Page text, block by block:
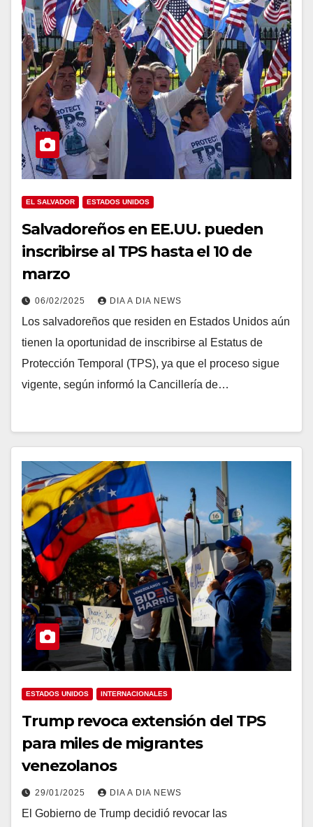
EL SALVADOR ESTADOS UNIDOS
Salvadoreños en EE.UU. pueden
inscribirse al TPS hasta el 10 de
marzo
06/02/2025 DIA A DIA NEWS
Los salvadoreños que residen en Estados Unidos aún
tienen la oportunidad de inscribirse al Estatus de
Protección Temporal (TPS), ya que el proceso sigue
vigente, según informó la Cancillería de…
ESTADOS UNIDOS INTERNACIONALES
Trump revoca extensión del TPS
para miles de migrantes
venezolanos
29/01/2025 DIA A DIA NEWS
El Gobierno de Trump decidió revocar las